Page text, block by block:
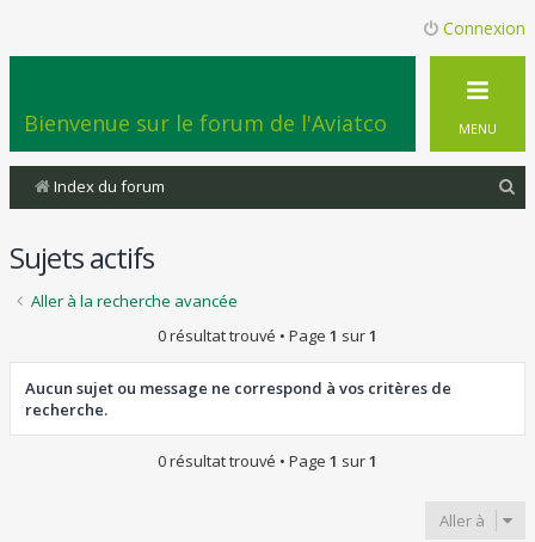
Connexion
Bienvenue sur le forum de l'Aviatco MENU
Index du forum
Sujets actifs
Aller à la recherche avancée
0 résultat trouvé • Page 1 sur1
Aucun sujet ou message ne correspond à vos critères de
recherche.
0 résultat trouvé • Page 1 sur1
Aller à